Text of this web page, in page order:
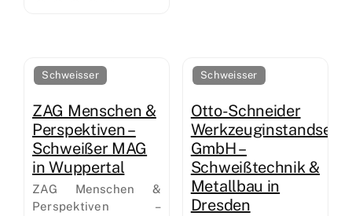
Schweisser
ZAG Menschen &
Perspektiven –
Schweißer MAG
in Wuppertal
ZAG Menschen &
Perspektiven –
Schweisser
Otto-Schneider
GmbH –
Schweißtechnik &
Metallbau in
Dresden